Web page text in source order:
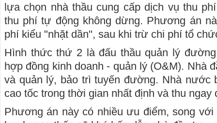
lựa chọn nhà thầu cung cấp dịch vụ thu
thu phí tự động không dừng. Phương án
phí kiểu "nhặt dần", sau khi trừ chi phí tổ
Hình thức thứ 2 là đấu thầu quản lý
hợp đồng kinh doanh - quản lý (O&M). Nhà
và quản lý, bảo trì tuyến đường. Nhà nước
cao tốc trong thời gian nhất định và thu
Phương án này có nhiều ưu điểm, song